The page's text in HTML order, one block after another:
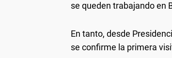
se queden trabajando en
En tanto, desde
se confirme la primera